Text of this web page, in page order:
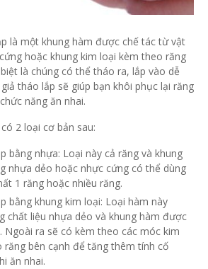
là một khung hàm được chế tác từ vật
hoặc khung kim loại kèm theo răng
là chúng có thể tháo ra, lắp vào dễ
tháo lắp sẽ giúp bạn khôi phục lại răng
năng ăn nhai.
2 loại cơ bản sau:
bằng nhựa: Loại này cả răng và khung
nhựa dẻo hoặc nhực cứng có thể dùng
1 răng hoặc nhiều răng.
bằng khung kim loại: Loại hàm này
chất liệu nhựa dẻo và khung hàm được
Ngoài ra sẽ có kèm theo các móc kim
bên cạnh để tăng thêm tính cố
ăn nhai.